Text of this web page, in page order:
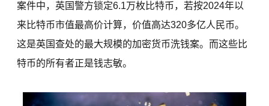
案件中，英国警方锁定6.1万枚比特币，若按2024年以
来比特币市值最高价计算，价值高达320多亿人民币。
这是英国查处的最大规模的加密货币洗钱案。而这些比
特币的所有者正是钱志敏。